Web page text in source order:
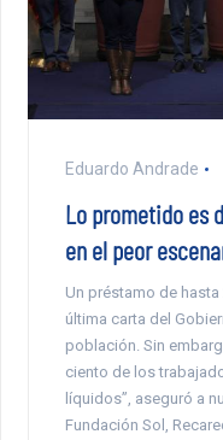
Eduardo Andrade
Lo prometido es
en el peor
Un préstamo de
última carta del
población. Sin
ciento de los
líquidos”, aseguró a
Fundación Sol,